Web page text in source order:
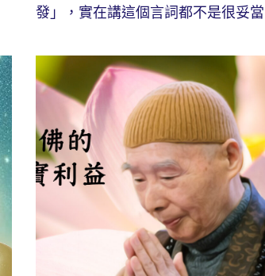
發」，實在講這個言詞都不是很妥